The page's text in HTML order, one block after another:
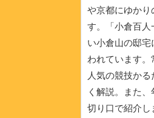
や京都にゆか
す。「小倉百
い小倉山の邸
われています
人気の競技か
く解説。また
切り口で紹介